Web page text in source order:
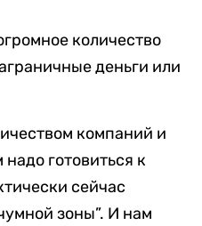
количество
деньги или
компаний и
готовиться к
сейчас
зоны”. И нам